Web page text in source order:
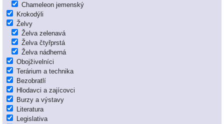
Chameleon jemenský
Krokodýli
Želvy
Želva zelenavá
Želva čtyřprstá
Želva nádherná
Obojživelníci
Terárium a technika
Bezobratlí
Hlodavci a zajícovci
Burzy a výstavy
Literatura
Legislativa